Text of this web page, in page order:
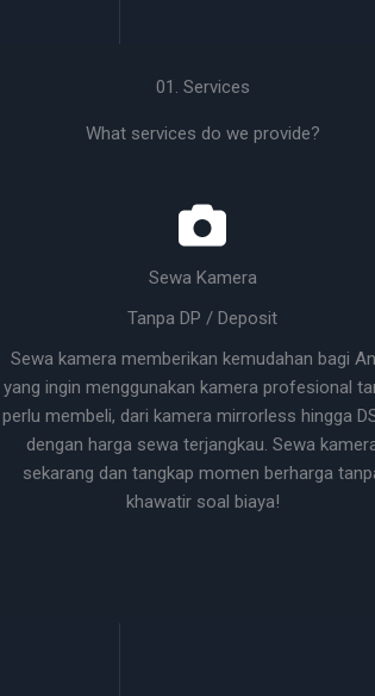
01. Services
What services do we provide?
Sewa Kamera
Tanpa DP / Deposit
Sewa kamera memberikan kemudahan bagi
yang ingin menggunakan kamera profesional
perlu membeli, dari kamera mirrorless hingga
dengan harga sewa terjangkau. Sewa
sekarang dan tangkap momen berharga
khawatir soal biaya!